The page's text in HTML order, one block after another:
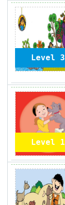
Level 3
Level 1